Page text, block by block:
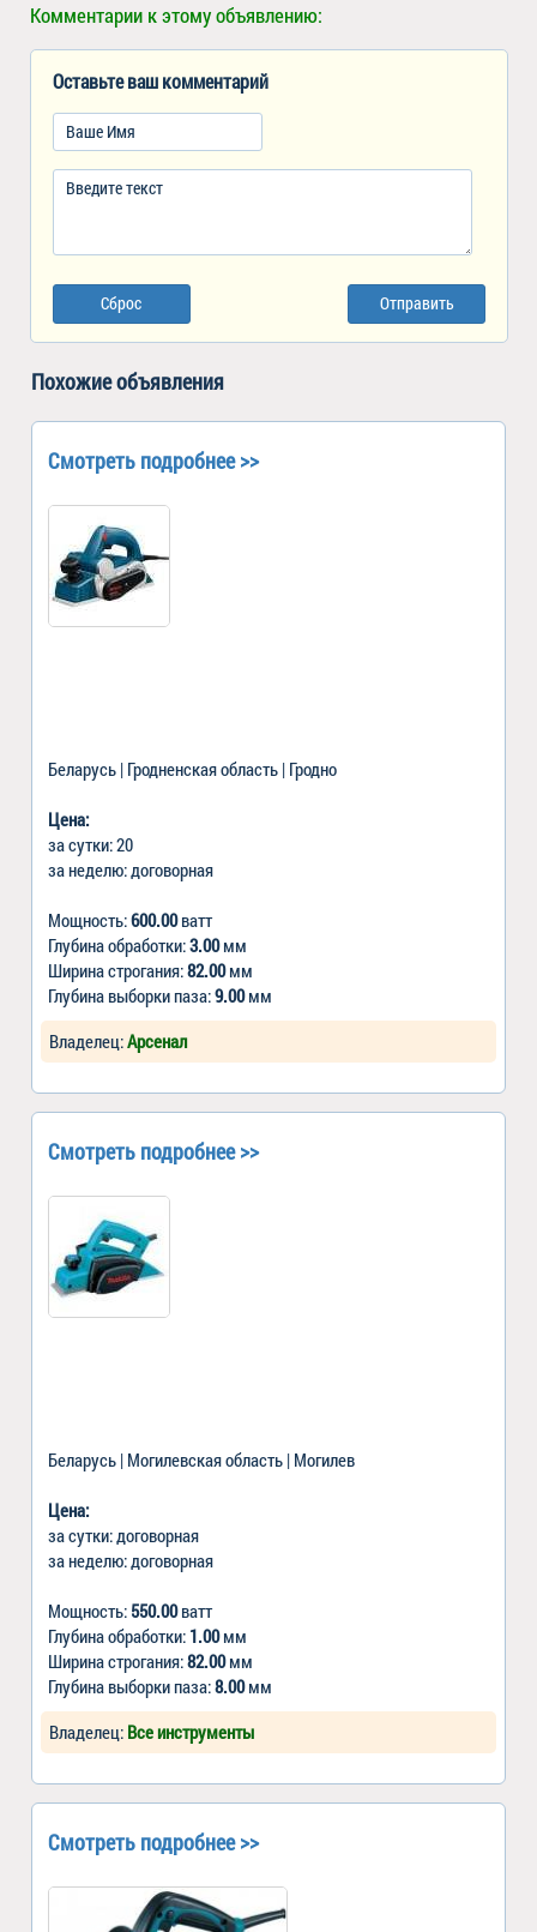
Комментарии к этому объявлению:
Оставьте ваш комментарий
Сброс Отправить
Похожие объявления
Смотреть подробнее >>
Беларусь | Гродненская область | Гродно
Цена:
за сутки: 20
за неделю: договорная
Мощность:600.00ватт
Глубина обработки:3.00мм
Ширина строгания:82.00мм
Глубина выборки паза:9.00мм
Владелец:Арсенал
Смотреть подробнее >>
Беларусь | Могилевская область | Могилев
Цена:
за сутки: договорная
за неделю: договорная
Мощность: 550.00ватт
Глубина обработки: 1.00мм
Ширина строгания:82.00мм
Глубина выборки паза:8.00мм
Владелец: Все инструменты
Смотреть подробнее >>